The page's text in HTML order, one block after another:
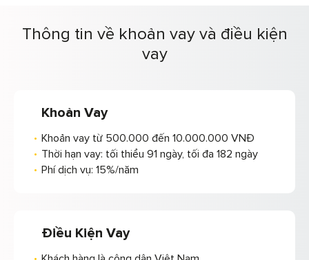
Thông tin về khoản vay và điều kiện
vay
Khoản Vay
Khoản vay từ 500.000 đến 10.000.000 VNĐ
Thời hạn vay: tối thiểu 91 ngày, tối đa 182 ngày
Phí dịch vụ: 15%/năm
Điều Kiện Vay